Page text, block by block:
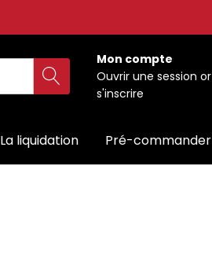
Mon compte
Ouvrir une session or
s'inscrire
La liquidation Pré-commander